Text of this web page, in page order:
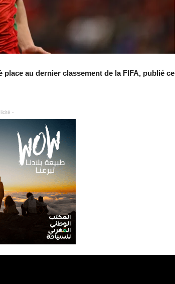
au dernier classement de la FIFA, publié ce
-